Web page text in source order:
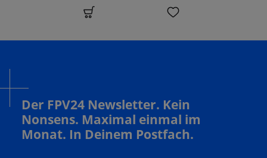
Der FPV24 Newsletter. Kein
Nonsens. Maximal einmal im
Monat. In Deinem Postfach.